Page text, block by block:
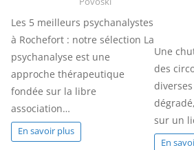
Les 5 meilleurs psychanalystes
à Rochefort : notre sélection La
psychanalyse est une
approche thérapeutique
fondée sur la libre
association…
En savoir plus
Une
des
sur un
En